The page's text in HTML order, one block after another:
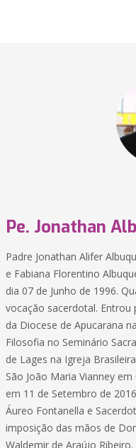
Pe. Jonathan
Padre Jonathan Alifer
e Fabiana Florentino
dia 07 de Junho de 1996.
vocação sacerdotal.
da Diocese de Apucarana
Filosofia no Seminário
de Lages na Igreja
São João Maria Vianney
em 11 de Setembro de
Áureo Fontanella e
imposição das mãos de
Waldemir de Araújo Ribeiro.